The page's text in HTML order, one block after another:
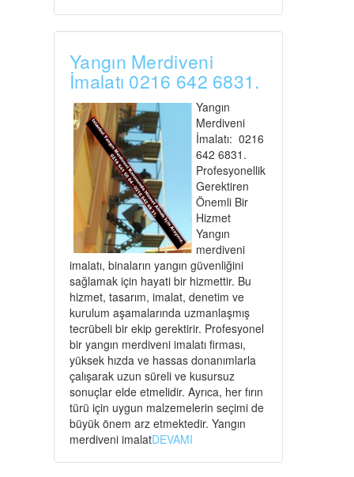
Yangın Merdiveni
İmalatı 0216 642 6831.
Yangın
Merdiveni
İmalatı: 0216
642 6831.
Profesyonellik
Gerektiren
Önemli Bir
Hizmet
Yangın
merdiveni
imalatı, binaların yangın güvenliğini
sağlamak için hayati bir hizmettir. Bu
hizmet, tasarım, imalat, denetim ve
kurulum aşamalarında uzmanlaşmış
tecrübeli bir ekip gerektirir. Profesyonel
bir yangın merdiveni imalatı firması,
yüksek hızda ve hassas donanımlarla
çalışarak uzun süreli ve kusursuz
sonuçlar elde etmelidir. Ayrıca, her fırın
türü için uygun malzemelerin seçimi de
büyük önem arz etmektedir. Yangın
merdiveni imalatDEVAMI